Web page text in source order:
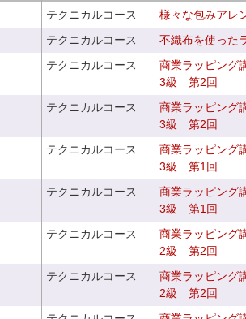
テクニカルコース 様々な包みアレ
テクニカルコース 不織布を使った
テクニカルコース
商業ラッピン
3級 第2回
テクニカルコース
商業ラッピン
3級 第2回
テクニカルコース
商業ラッピン
3級 第1回
テクニカルコース
商業ラッピン
3級 第1回
テクニカルコース
商業ラッピン
2級 第2回
テクニカルコース
商業ラッピン
2級 第2回